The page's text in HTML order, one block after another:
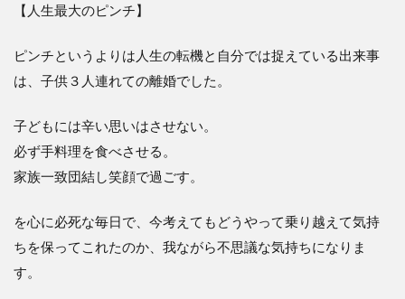
【人生最大のピンチ】
ピンチというよりは人生の転機と自分では捉えている出来事
は、子供３人連れての離婚でした。
子どもには辛い思いはさせない。
必ず手料理を食べさせる。
家族一致団結し笑顔で過ごす。
を心に必死な毎日で、今考えてもどうやって乗り越えて気持
ちを保ってこれたのか、我ながら不思議な気持ちになりま
す。